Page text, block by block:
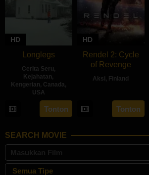
HD
Longlegs
Cerita Seru,
Kejahatan,
Kengerian, Canada,
USA
10
Jul
Osgood
Perkins
Tonton
HD
Rendel 2: Cycle
of Revenge
Aksi, Finland
Jun
2024
Haaja
Tonton
SEARCH MOVIE